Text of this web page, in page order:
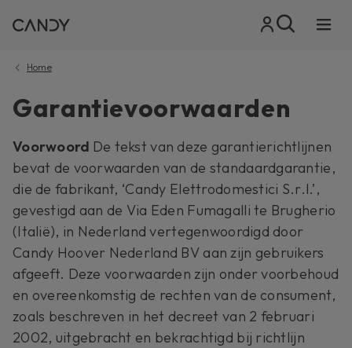
Home
Garantievoorwaarden
Voorwoord De tekst van deze garantierichtlijnen
bevat de voorwaarden van de standaardgarantie,
die de fabrikant, ‘Candy Elettrodomestici S.r.l.’,
gevestigd aan de Via Eden Fumagalli te Brugherio
(Italië), in Nederland vertegenwoordigd door
Candy Hoover Nederland BV aan zijn gebruikers
afgeeft. Deze voorwaarden zijn onder voorbehoud
en overeenkomstig de rechten van de consument,
zoals beschreven in het decreet van 2 februari
2002, uitgebracht en bekrachtigd bij richtlijn